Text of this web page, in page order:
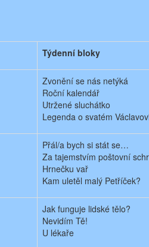
Týdenní bloky
Zvonění se nás netýká
Roční kalendář
Utržené sluchátko
Legenda o svatém
Přál/a bych si stát se…
Za tajemstvím poštovní
Hrnečku vař
Kam uletěl malý Petříček?
Jak funguje lidské tělo?
Nevidím Tě!
U lékaře